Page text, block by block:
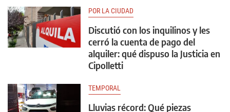
POR LA CIUDAD
Discutió con los inquilinos y les
cerró la cuenta de pago del
alquiler: qué dispuso la Justicia en
Cipolletti
TEMPORAL
Lluvias récord: Qué piezas